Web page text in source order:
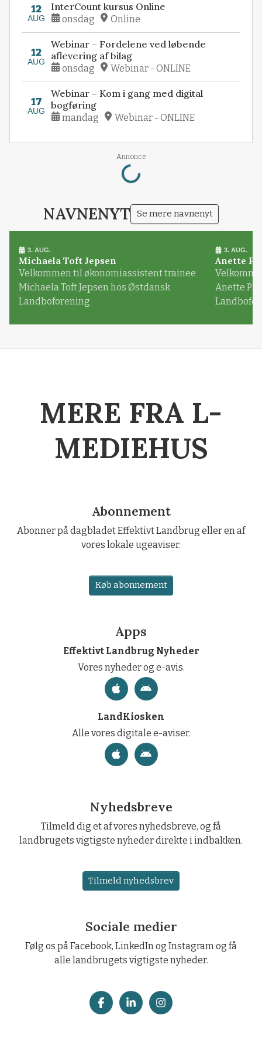
12
AUG
InterCount kursus Online
onsdag Online
12
AUG
Webinar – Fordelene ved løbende
aflevering af bilag
onsdag Webinar - ONLINE
17
AUG
Webinar – Kom i gang med digital
bogføring
mandag Webinar - ONLINE
Annonce
Loading...
NAVNENYT Se mere navnenyt
3. AUG.
Michaela Toft Jepsen
Velkommen til økonomiassistent trainee
Michaela Toft Jepsen hos Østdansk
Landboforening
3. AUG.
Anette
Anette
MERE FRA L-
MEDIEHUS
Abonnement
Abonner på dagbladet Effektivt Landbrug eller en af
vores lokale ugeaviser.
Køb abonnement
Apps
Effektivt Landbrug Nyheder
Vores nyheder og e-avis.
LandKiosken
Alle vores digitale e-aviser.
Nyhedsbreve
Tilmeld dig et af vores nyhedsbreve, og få
landbrugets vigtigste nyheder direkte i indbakken.
Tilmeld nyhedsbrev
Sociale medier
Følg os på Facebook, LinkedIn og Instagram og få
alle landbrugets vigtigste nyheder.